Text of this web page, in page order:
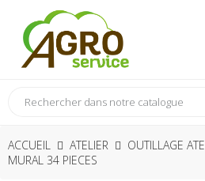
ACCUEIL ATELIER OUTILLAGE
MURAL 34 PIECES